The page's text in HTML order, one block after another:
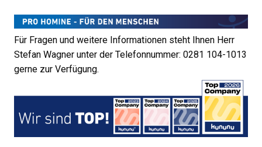
Für Fragen und weitere Informationen steht Ihnen Herr
Stefan Wagner unter der Telefonnummer: 0281 104-1013
gerne zur Verfügung.